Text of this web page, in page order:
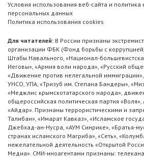
Условия использования веб-сайта и
персональных данных
Политика использования cookies
Для читателей: В России признаны
организации ФБК (Фонд борьбы с
Штабы Навального, «Национал-
Иеговы», «Армия воли народа», «Русский
«Движение против нелегальной
УНСО, УПА, «Тризуб им. Степана Бандеры»,
«Меджлис крымскотатарского народа»,
общероссийская политическая партия «Воля»,
«Айдар». Признаны террористическими и
Талибан», «Имарат Кавказ», «Исламское
Джебхад-ан-Нусра, «АУМ Синрике», «Братья-
странах исламского Магриба», «Сеть»,
нежелательной деятельность «Открытой
Медиа». СМИ-иноагентами признаны: